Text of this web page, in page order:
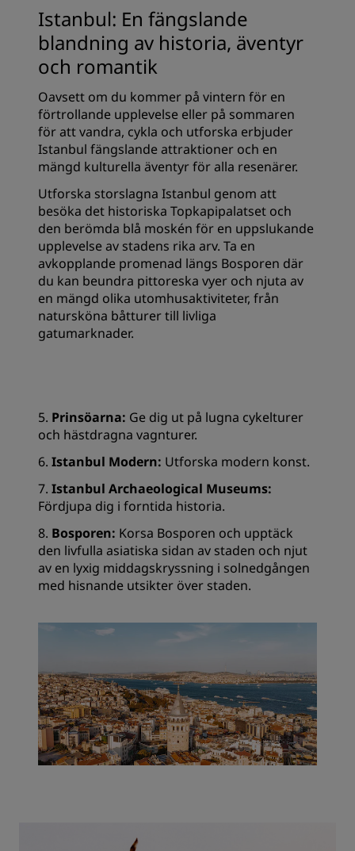
Istanbul: En fängslande
blandning av historia, äventyr
och romantik
Oavsett om du kommer på vintern för en
förtrollande upplevelse eller på sommaren
för att vandra, cykla och utforska erbjuder
Istanbul fängslande attraktioner och en
mängd kulturella äventyr för alla resenärer.
Utforska storslagna Istanbul genom att
besöka det historiska Topkapipalatset och
den berömda blå moskén för en uppslukande
upplevelse av stadens rika arv. Ta en
avkopplande promenad längs Bosporen där
du kan beundra pittoreska vyer och njuta av
en mängd olika utomhusaktiviteter, från
natursköna båtturer till livliga
gatumarknader.
5. Prinsöarna: Ge dig ut på lugna cykelturer
och hästdragna vagnturer.
6. Istanbul Modern: Utforska modern konst.
7. Istanbul Archaeological Museums:
Fördjupa dig i forntida historia.
8. Bosporen: Korsa Bosporen och upptäck
den livfulla asiatiska sidan av staden och njut
av en lyxig middagskryssning i solnedgången
med hisnande utsikter över staden.